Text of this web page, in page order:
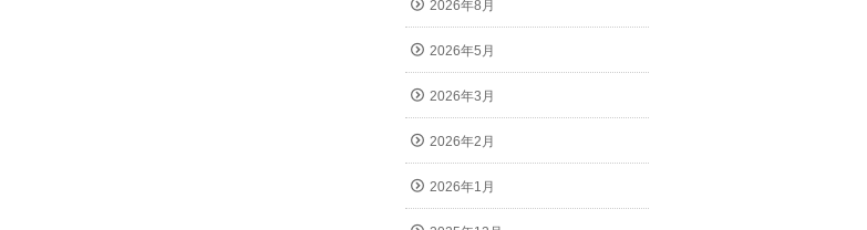
2026年8月
2026年5月
2026年3月
2026年2月
2026年1月